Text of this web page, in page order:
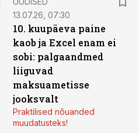
13.07.26, 07:30
10. kuupäeva paine
kaob ja Excel enam ei
sobi: palgaandmed
liiguvad
maksuametisse
jooksvalt
Praktilised nõuanded
muudatusteks!